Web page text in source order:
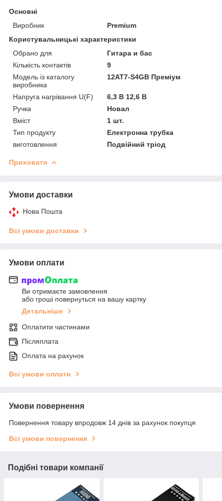
Основні
Виробник
Premium
Користувальницькі характеристики
Обрано для
Гитара и бас
Кількість контактів
9
Модель із каталогу
виробника
12AT7-S4GB Преміум
Напруга нагрівання U(F)
6,3 В 12,6 В
Ручка
Новал
Вміст
1 шт.
Тип продукту
Електронна трубка
виготовлення
Подвійний тріод
Приховати
Умови доставки
Нова Пошта
Всі умови доставки
Умови оплати
Ви отримаєте замовлення
або гроші повернуться на вашу картку
Детальніше
Оплатити частинами
Післяплата
Оплата на рахунок
Всі умови оплати
Умови повернення
Повернення товару впродовж 14 днів за рахунок покупця
Всі умови повернення
Подібні товари компанії